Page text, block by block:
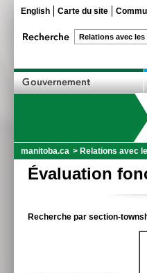
English Carte du site
manitoba.ca > Relations avec
Évaluation
Recherche par section-